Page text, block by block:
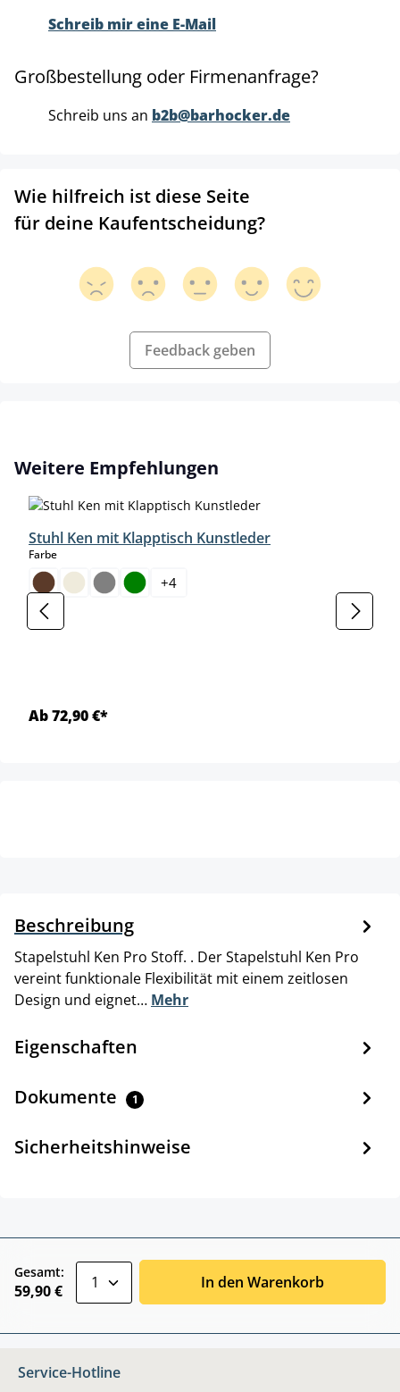
Schreib mir eine E-Mail
Großbestellung oder Firmenanfrage?
Schreib uns an b2b@barhocker.de
Wie hilfreich ist diese Seite
für deine Kaufentscheidung?
Feedback geben
Produktgalerie überspringen
Weitere Empfehlungen
Stuhl Ken mit Klapptisch Kunstleder
Farbeauswählen
+4
Ab 72,90 €*
Beschreibung
Stapelstuhl Ken Pro Stoff. . Der Stapelstuhl Ken Pro
vereint funktionale Flexibilität mit einem zeitlosen
Design und eignet… Mehr
Eigenschaften
Dokumente 1
Sicherheitshinweise
Gesamt:
59,90 € In den Warenkorb
Service-Hotline